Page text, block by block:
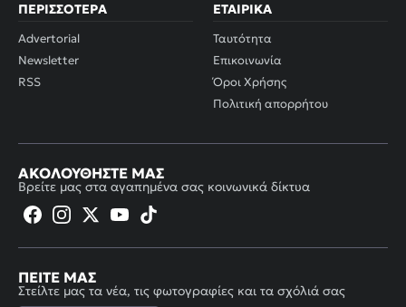
ΠΕΡΙΣΣΌΤΕΡΑ
Advertorial
Newsletter
RSS
ΕΤΑΙΡΙΚΆ
Ταυτότητα
Επικοινωνία
Όροι Χρήσης
Πολιτική απορρήτου
ΑΚΟΛΟΥΘΉΣΤΕ ΜΑΣ
Βρείτε μας στα αγαπημένα σας κοινωνικά δίκτυα
ΠΕΊΤΕ ΜΑΣ
Στείλτε μας τα νέα, τις φωτογραφίες και τα σχόλιά σας